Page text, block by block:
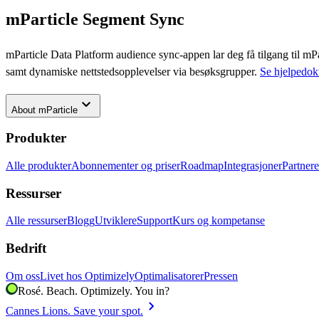
mParticle Segment Sync
mParticle Data Platform audience sync-appen lar deg få tilgang til
samt dynamiske nettstedsopplevelser via besøksgrupper. Se
About mParticle keyboard_arrow_down
Produkter
Alle produkterAbonnementer og priserRoadmapIntegrasjonerPartnere
Ressurser
Alle ressurserBloggUtviklereSupportKurs og kompetanse
Bedrift
Om ossLivet hos OptimizelyOptimalisatorerPressen
Rosé. Beach. Optimizely. You in?
Cannes Lions. Save your spot. chevron_right